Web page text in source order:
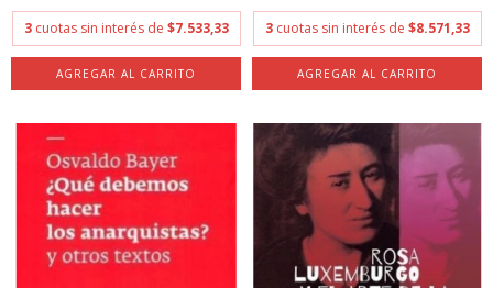
3 cuotas sin interés de $7.533,33 3 cuotas sin interés de $8.571,33